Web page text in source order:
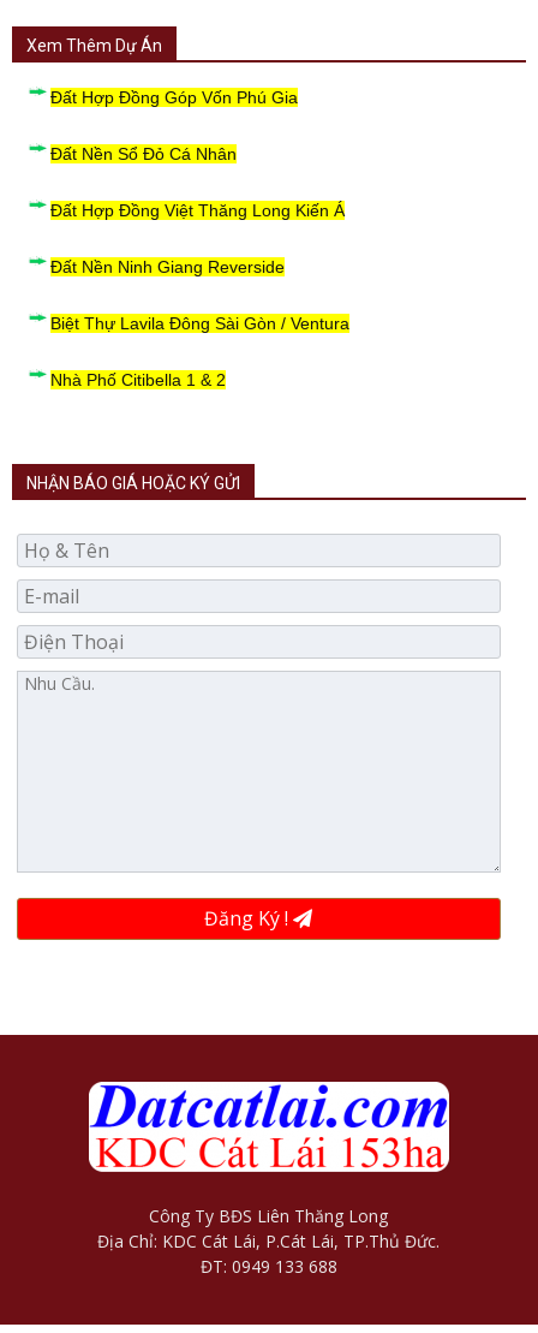
Xem Thêm Dự Án
Đất Hợp Đồng Góp Vốn Phú Gia
Đất Nền Sổ Đỏ Cá Nhân
Đất Hợp Đồng Việt Thăng Long Kiến Á
Đất Nền Ninh Giang Reverside
Biệt Thự Lavila Đông Sài Gòn / Ventura
Nhà Phố Citibella 1 & 2
NHẬN BÁO GIÁ HOẶC KÝ GỬI
Đăng Ký !
Công Ty BĐS Liên Thăng Long
Địa Chỉ: KDC Cát Lái, P.Cát Lái, TP.Thủ Đức.
ĐT: 0949 133 688